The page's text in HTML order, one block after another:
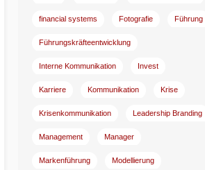
financial systems Fotografie Führung
Führungskräfteentwicklung
Interne Kommunikation Invest
Karriere Kommunikation Krise
Krisenkommunikation Leadership Branding
Management Manager
Markenführung Modellierung